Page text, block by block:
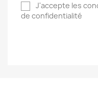
J'accepte les
de confidentialité